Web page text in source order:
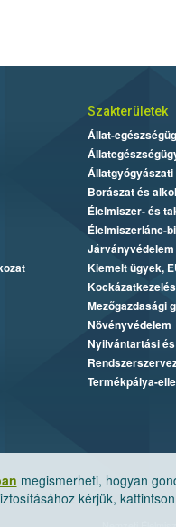
megismerheti, hogyan
kérjük,
Szakterületek
Állat-
Borászat és
Élelmiszer- és
Élelmiszerlánc-
Járványvédelem
Kiemelt ügyek,
Kockázatkezelés
Mezőgazdasági
Növényvédelem
Nyilvántartási
Termékpálya-